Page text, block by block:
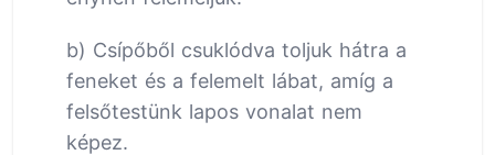
b) Csípőből csuklódva toljuk hátra a
feneket és a felemelt lábat, amíg a
felsőtestünk lapos vonalat nem
képez.